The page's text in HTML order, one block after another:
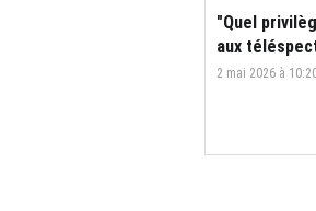
"Quel
aux
2 mai 2026 à